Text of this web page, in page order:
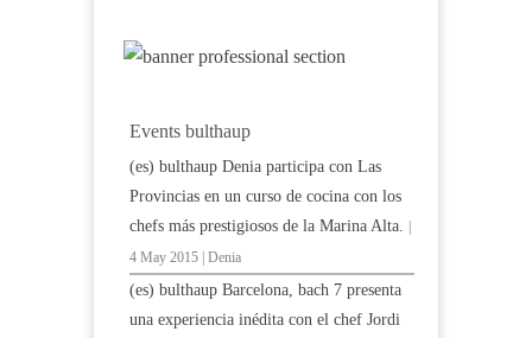
Events bulthaup
(es) bulthaup Denia participa con Las
Provincias en un curso de cocina con los
chefs más prestigiosos de la Marina Alta.
4 May 2015 | Denia
(es) bulthaup Barcelona, bach 7 presenta
una experiencia inédita con el chef Jordi